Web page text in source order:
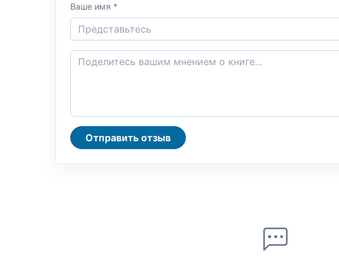
Ваше имя *
Отправить отзыв